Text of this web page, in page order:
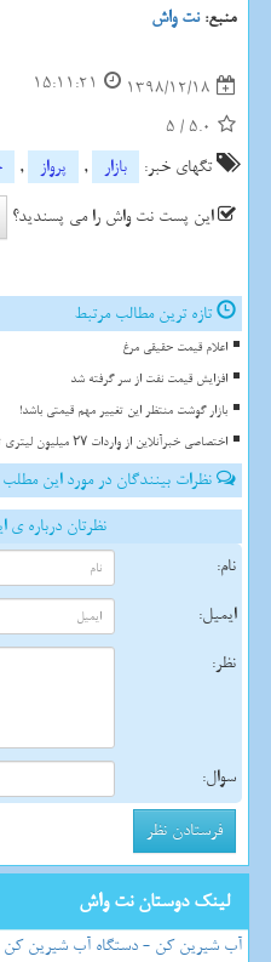
منبع:نت واش
1398/12/18
15:11:21
5.0
/
5
تگهای خبر:
بازار , پرواز ,
این پست نت واش را می پسندید؟
تازه ترین مطالب مرتبط
اعلام قیمت حقیقی مرغ
افزایش قیمت نفت از سر گرفته شد
بازار گوشت منتظر این تغییر مهم قیمتی باشد!
اختصاصی خبرآنلاین از واردات ۲۷ میلیون لیتری تا برگشت ناترازی
نظرات بینندگان در مورد این
نظرتان درباره
نام:
ایمیل:
نظر:
سوال:
لینک دوستان نت واش
آب شیرین کن - دستگاه آب شیرین کن